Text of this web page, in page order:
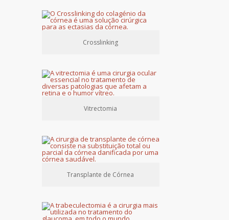
Crosslinking
Vitrectomia
Transplante de Córnea